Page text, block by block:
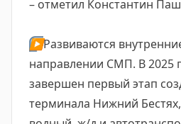
– отметил Константин
▶️Развиваются
направлении СМП. В 2025
завершен первый этап
терминала Нижний